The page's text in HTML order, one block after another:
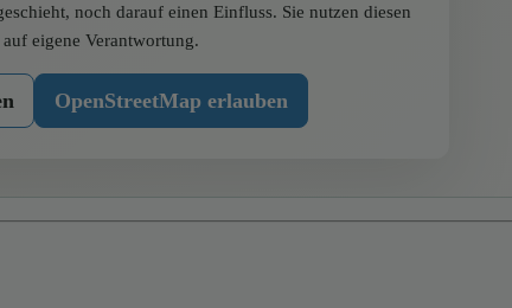
noch darauf einen Einfluss. Sie nutzen diesen
eigene Verantwortung.
OpenStreetMap erlauben